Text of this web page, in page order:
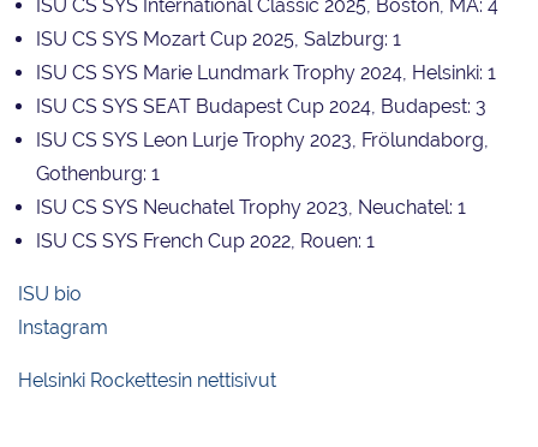
ISU CS SYS International Classic 2025, Boston, MA: 4
ISU CS SYS Mozart Cup 2025, Salzburg: 1
ISU CS SYS Marie Lundmark Trophy 2024, Helsinki: 1
ISU CS SYS SEAT Budapest Cup 2024, Budapest: 3
ISU CS SYS Leon Lurje Trophy 2023, Frölundaborg,
Gothenburg: 1
ISU CS SYS Neuchatel Trophy 2023, Neuchatel: 1
ISU CS SYS French Cup 2022, Rouen: 1
ISU bio
Instagram
Helsinki Rockettesin nettisivut